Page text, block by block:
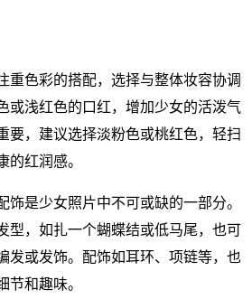
重色彩的搭配，选择与整体妆容协调
或浅红色的口红，增加少女的活泼气
要，建议选择淡粉色或桃红色，轻扫
的红润感。
饰是少女照片中不可或缺的一部分。
型，如扎一个蝴蝶结或低马尾，也可
发或发饰。配饰如耳环、项链等，也
节和趣味。